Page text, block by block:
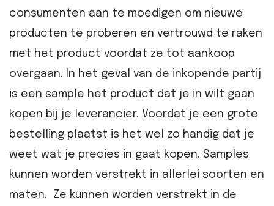
consumenten aan te moedigen om nieuwe
producten te proberen en vertrouwd te raken
met het product voordat ze tot aankoop
overgaan. In het geval van de inkopende partij
is een sample het product dat je in wilt gaan
kopen bij je leverancier. Voordat je een grote
bestelling plaatst is het wel zo handig dat je
weet wat je precies in gaat kopen. Samples
kunnen worden verstrekt in allerlei soorten en
maten. Ze kunnen worden verstrekt in de